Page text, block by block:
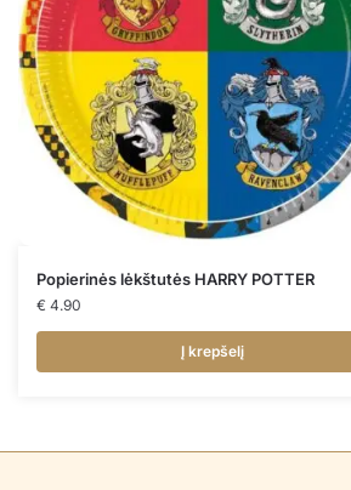
Popierinės lėkštutės HARRY POTTER
€ 4.90
Į krepšelį